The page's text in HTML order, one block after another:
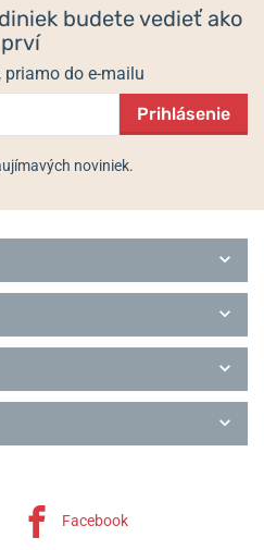
budete vedieť ako
prví
priamo do e-mailu
Prihlásenie
noviniek.
Facebook